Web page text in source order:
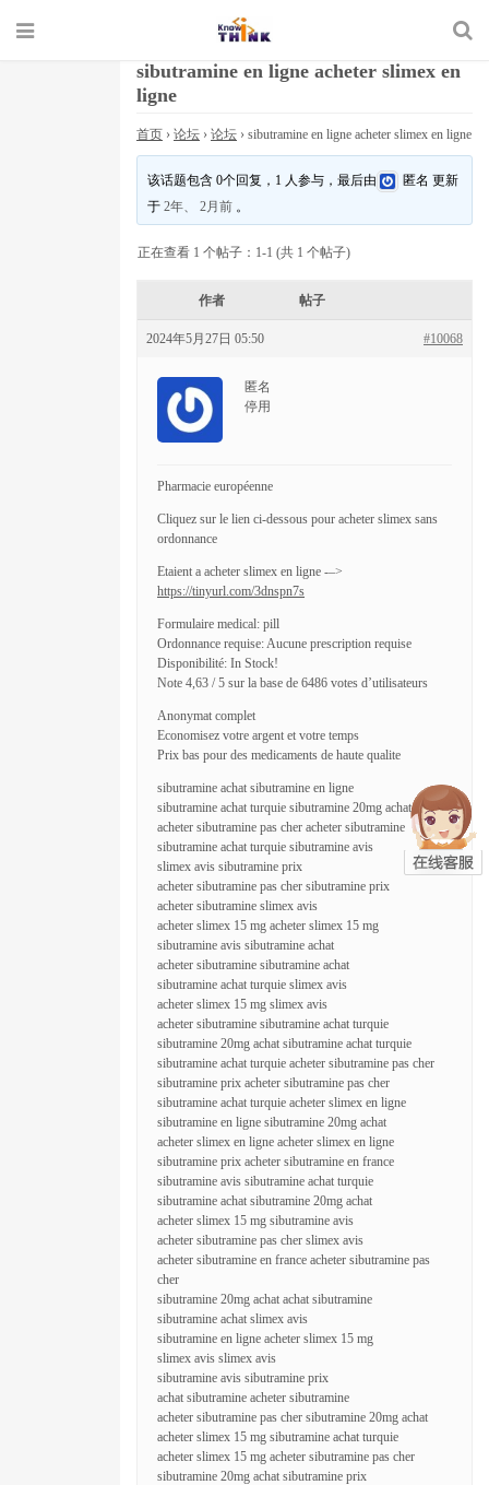
sibutramine en ligne acheter slimex en
ligne
首页 › 论坛 › 论坛 › sibutramine en ligne acheter slimex en ligne
该话题包含 0个回复，1 人参与，最后由 匿名 更新
于2年、 2月前 。
正在查看 1 个帖子：1-1 (共 1 个帖子)
作者 帖子
2024年5月27日 05:50 #10068
匿名
停用
Pharmacie européenne
Cliquez sur le lien ci-dessous pour acheter slimex sans
ordonnance
Etaient a acheter slimex en ligne -–>
https://tinyurl.com/3dnspn7s
Formulaire medical: pill
Ordonnance requise: Aucune prescription requise
Disponibilité: In Stock!
Note 4,63 / 5 sur la base de 6486 votes d’utilisateurs
Anonymat complet
Economisez votre argent et votre temps
Prix bas pour des medicaments de haute qualite
sibutramine achat sibutramine en ligne
sibutramine achat turquie sibutramine 20mg achat
acheter sibutramine pas cher acheter sibutramine
sibutramine achat turquie sibutramine avis
slimex avis sibutramine prix
acheter sibutramine pas cher sibutramine prix
acheter sibutramine slimex avis
acheter slimex 15 mg acheter slimex 15 mg
sibutramine avis sibutramine achat
acheter sibutramine sibutramine achat
sibutramine achat turquie slimex avis
acheter slimex 15 mg slimex avis
acheter sibutramine sibutramine achat turquie
sibutramine 20mg achat sibutramine achat turquie
sibutramine achat turquie acheter sibutramine pas cher
sibutramine prix acheter sibutramine pas cher
sibutramine achat turquie acheter slimex en ligne
sibutramine en ligne sibutramine 20mg achat
acheter slimex en ligne acheter slimex en ligne
sibutramine prix acheter sibutramine en france
sibutramine avis sibutramine achat turquie
sibutramine achat sibutramine 20mg achat
acheter slimex 15 mg sibutramine avis
acheter sibutramine pas cher slimex avis
acheter sibutramine en france acheter sibutramine pas
cher
sibutramine 20mg achat achat sibutramine
sibutramine achat slimex avis
sibutramine en ligne acheter slimex 15 mg
slimex avis slimex avis
sibutramine avis sibutramine prix
achat sibutramine acheter sibutramine
acheter sibutramine pas cher sibutramine 20mg achat
acheter slimex 15 mg sibutramine achat turquie
acheter slimex 15 mg acheter sibutramine pas cher
sibutramine 20mg achat sibutramine prix